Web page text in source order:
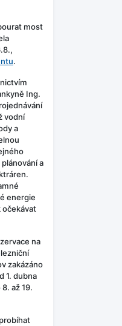
most
.
Ing.
vodní
a
a
energie
očekávat
na
zakázáno
1. dubna
až 19.